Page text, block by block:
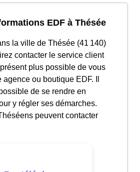
EDF à Thésée
la ville de Thésée (41 140)
contacter le service client
plus possible de vous
ou boutique EDF. Il
de se rendre en
y régler ses démarches.
peuvent contacter